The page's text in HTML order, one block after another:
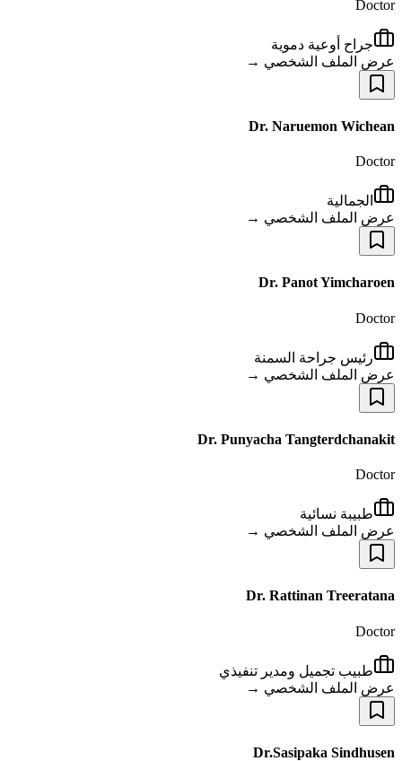
Doctor
جراح أوعية دموية
عرض الملف الشخصي →
Dr. Naruemon Wichean
Doctor
الجمالية
عرض الملف الشخصي →
Dr. Panot Yimcharoen
Doctor
رئيس جراحة السمنة
عرض الملف الشخصي →
Dr. Punyacha Tangterdchanakit
Doctor
طبيبة نسائية
عرض الملف الشخصي →
Dr. Rattinan Treeratana
Doctor
طبيب تجميل ومدير تنفيذي
عرض الملف الشخصي →
Dr.Sasipaka Sindhusen